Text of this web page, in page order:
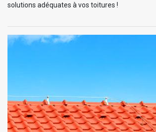
solutions adéquates à vos toitures !